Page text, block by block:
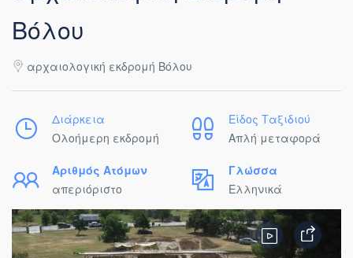
Βόλου
αρχαιολογική εκδρομή Βόλου
Διάρκεια
Ολοήμερη εκδρομή
Είδος Ταξιδιού
Απλή μεταφορά
Αριθμός Ατόμων
απεριόριστο
Γλώσσα
Ελληνικά